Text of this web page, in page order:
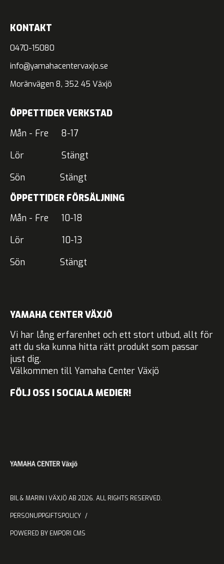
KONTAKT
0470-15080
info@yamahacentervaxjo.se
Moränvägen 8, 352 45 Växjö
ÖPPETTIDER VERKSTAD
Mån - Fre 8-17
Lör Stängt
Sön Stängt
ÖPPETTIDER FÖRSÄLJNING
Mån - Fre 10-18
Lör 10-13
Sön Stängt
YAMAHA CENTER VÄXJÖ
Vi har lång erfarenhet och ett stort utbud, allt för
att du ska kunna hitta rätt produkt som passar
just dig.
Välkommen till Yamaha Center Växjö
FÖLJ OSS I SOCIALA MEDIER!
BIL & MARIN I VÄXJÖ AB 2026. ALL RIGHTS RESERVED.
PERSONUPPGIFTSPOLICY
POWERED BY EMPORI CMS